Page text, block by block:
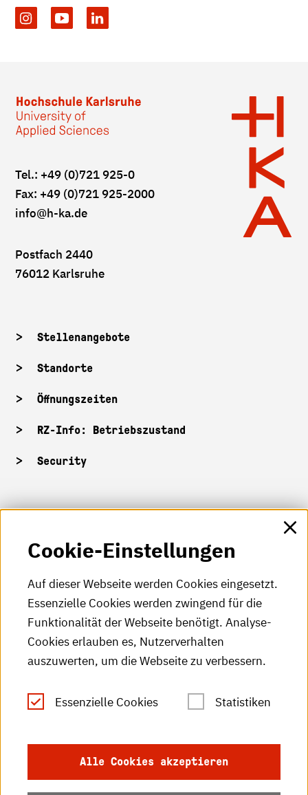
Tel.: +49 (0)721 925-0
Fax: +49 (0)721 925-2000
info@h-ka.de
Postfach 2440
76012 Karlsruhe
Stellenangebote
Standorte
Öffnungszeiten
RZ-Info: Betriebszustand
Security
HKA-Shop
HKA-Videos
HKA-Podcast
HKA-Publikationen
RSS-Feed
Leichte Sprache
Datenschutz
Cookie-Einstellungen
Auf dieser Webseite werden Cookies eingesetzt.
Essenzielle Cookies werden zwingend für die
Funktionalität der Webseite benötigt. Analyse-
Cookies erlauben es, Nutzerverhalten
auszuwerten, um die Webseite zu verbessern.
Essenzielle Cookies Statistiken
Alle Cookies akzeptieren